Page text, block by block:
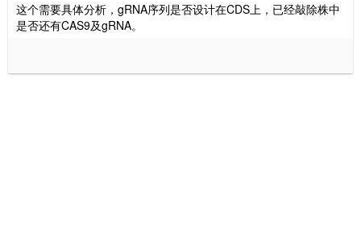
这个需要具体分析，gRNA序列是否设计在CDS上，已经敲除株中
是否还有CAS9及gRNA。